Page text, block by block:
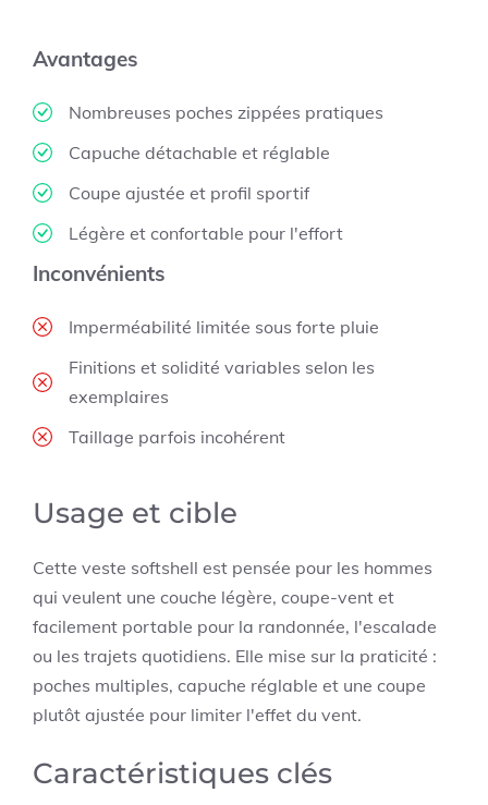
Avantages
Nombreuses poches zippées pratiques
Capuche détachable et réglable
Coupe ajustée et profil sportif
Légère et confortable pour l'effort
Inconvénients
Imperméabilité limitée sous forte pluie
Finitions et solidité variables selon les
exemplaires
Taillage parfois incohérent
Usage et cible
Cette veste softshell est pensée pour les hommes
qui veulent une couche légère, coupe-vent et
facilement portable pour la randonnée, l'escalade
ou les trajets quotidiens. Elle mise sur la praticité :
poches multiples, capuche réglable et une coupe
plutôt ajustée pour limiter l'effet du vent.
Caractéristiques clés